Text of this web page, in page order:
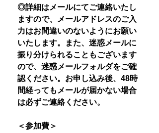
◎詳細はメールにてご連絡いたし
ますので、メールアドレスのご入
力はお間違いのないようにお願い
いたします。また、迷惑メールに
振り分けられることもございます
ので、迷惑メールフォルダをご確
認ください。お申し込み後、48時
間経ってもメールが届かない場合
は必ずご連絡ください。
＜参加費＞